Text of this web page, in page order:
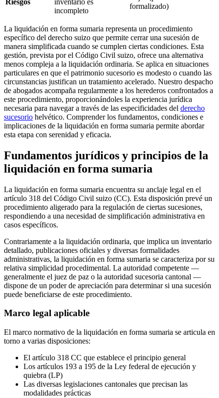
incompleto
formalizado)
La liquidación en forma sumaria representa un procedimiento
específico del derecho suizo que permite cerrar una sucesión de
manera simplificada cuando se cumplen ciertas condiciones. Esta
gestión, prevista por el Código Civil suizo, ofrece una alternativa
menos compleja a la liquidación ordinaria. Se aplica en situaciones
particulares en que el patrimonio sucesorio es modesto o cuando las
circunstancias justifican un tratamiento acelerado. Nuestro despacho
de abogados acompaña regularmente a los herederos confrontados a
este procedimiento, proporcionándoles la experiencia jurídica
necesaria para navegar a través de las especificidades del derecho
sucesorio helvético. Comprender los fundamentos, condiciones e
implicaciones de la liquidación en forma sumaria permite abordar
esta etapa con serenidad y eficacia.
Fundamentos jurídicos y principios de la
liquidación en forma sumaria
La liquidación en forma sumaria encuentra su anclaje legal en el
artículo 318 del Código Civil suizo (CC). Esta disposición prevé un
procedimiento aligerado para la regulación de ciertas sucesiones,
respondiendo a una necesidad de simplificación administrativa en
casos específicos.
Contrariamente a la liquidación ordinaria, que implica un inventario
detallado, publicaciones oficiales y diversas formalidades
administrativas, la liquidación en forma sumaria se caracteriza por su
relativa simplicidad procedimental. La autoridad competente —
generalmente el juez de paz o la autoridad sucesoria cantonal —
dispone de un poder de apreciación para determinar si una sucesión
puede beneficiarse de este procedimiento.
Marco legal aplicable
El marco normativo de la liquidación en forma sumaria se articula en
torno a varias disposiciones:
El artículo 318 CC que establece el principio general
Los artículos 193 a 195 de la Ley federal de ejecución y
quiebra (LP)
Las diversas legislaciones cantonales que precisan las
modalidades prácticas